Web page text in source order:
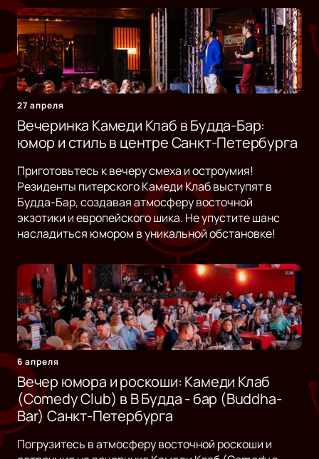
27 апреля
Вечеринка Камеди Клаб в Будда-Бар:
юмор и стиль в центре Санкт-Петербурга
Приготовьтесь к вечеру смеха и остроумия!
Резиденты питерского Камеди Клаб выступят в
Будда-Бар, создавая атмосферу восточной
экзотики и европейского шика. Не упустите шанс
насладиться юмором в уникальной обстановке!
6 апреля
Вечер юмора и роскоши: Камеди Клаб
(Comedy Club) в B Будда - бар (Buddha-
Bar) Санкт-Петербурга
Погрузитесь в атмосферу восточной роскоши и